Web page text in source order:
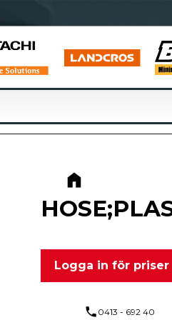
Logga in för priser
phone 0413 - 692 40